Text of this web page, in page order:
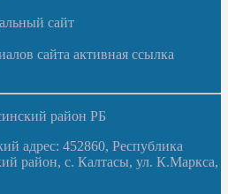
сайт
сайта активная ссылка
район РБ
адрес: 452860, Республика
район, с. Калтасы, ул. К.Маркса,